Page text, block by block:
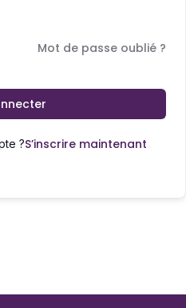
Mot de passe oublié ?
?S’inscrire maintenant